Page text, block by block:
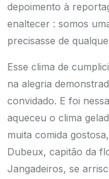
depoimento à
enaltecer : somos
precisasse de
Esse clima de
na alegria
convidado. E foi
aqueceu o clima
muita comida
Dubeux, capitão da
Jangadeiros, se